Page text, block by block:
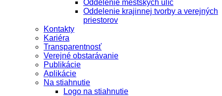
Oddelenie mestských ulíc
Oddelenie krajinnej tvorby a verejných
priestorov
Kontakty
Kariéra
Transparentnosť
Verejné obstarávanie
Publikácie
Aplikácie
Na stiahnutie
Logo na stiahnutie